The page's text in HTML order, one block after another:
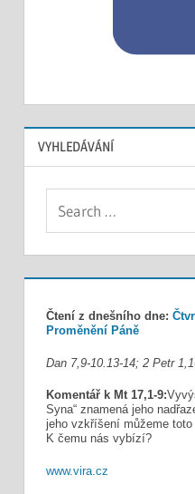
VYHLEDÁVÁNÍ
Čtení z dnešního dne:
Proměnění Páně
Dan 7,9-10.13-14; 2 Petr
Komentář k Mt 17,1-9:
Syna“ znamená jeho
jeho vzkříšení můžeme
K čemu nás vybízí?
www.vira.cz